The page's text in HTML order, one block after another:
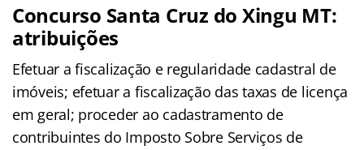
Concurso Santa Cruz do Xingu MT:
atribuições
Efetuar a fiscalização e regularidade cadastral de
imóveis; efetuar a fiscalização das taxas de licença
em geral; proceder ao cadastramento de
contribuintes do Imposto Sobre Serviços de